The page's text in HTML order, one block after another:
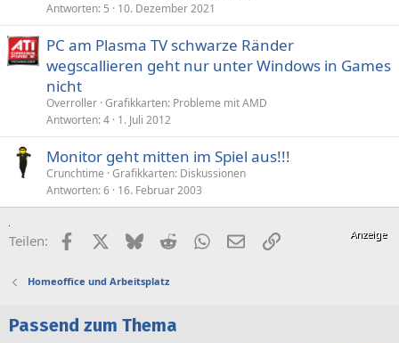
Antworten 5 10. Dezember 2021
PC am Plasma TV schwarze Ränder
wegscallieren geht nur unter Windows in Games
nicht
Overroller Grafikkarten: Probleme mit AMD
Antworten 4 1. Juli 2012
Monitor geht mitten im Spiel aus!!!
Crunchtime Grafikkarten: Diskussionen
Antworten 6 16. Februar 2003
Teilen: FacebookX (Twitter)
BlueskyRedditWhatsApp
E-MailLink
Homeoffice und Arbeitsplatz
Passend zum Thema